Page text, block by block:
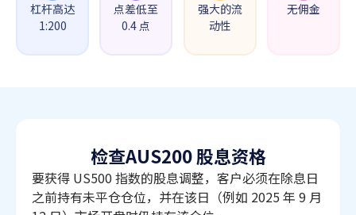
杠杆高达
1:200
点差低至
0.4 点
强大的流
动性
无佣金
检查AUS200 股息资格
要获得 US500 指数的股息调整，客户必须在除息日
之前持有未平仓仓位，并在该日（例如 2025 年 9 月